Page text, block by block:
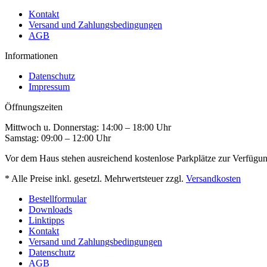
Kontakt
Versand und Zahlungsbedingungen
AGB
Informationen
Datenschutz
Impressum
Öffnungszeiten
Mittwoch u. Donnerstag: 14:00 – 18:00 Uhr
Samstag: 09:00 – 12:00 Uhr
Vor dem Haus stehen ausreichend kostenlose Parkplätze zur
* Alle Preise inkl. gesetzl. Mehrwertsteuer zzgl. Versandkosten
Bestellformular
Downloads
Linktipps
Kontakt
Versand und Zahlungsbedingungen
Datenschutz
AGB